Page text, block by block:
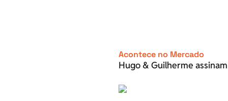
Acontece no Mercado
Hugo & Guilherme